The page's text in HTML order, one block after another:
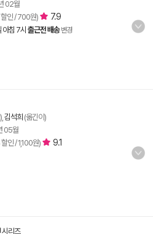
02월
인 / 700원) 7.9
아침 7시 출근전 배송 변경
김석희 (옮긴이)
05월
인 / 1,100원)
9.1
시리즈